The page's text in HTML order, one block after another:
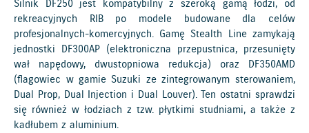
Silnik DF250 jest kompatybilny z szeroką gamą łodzi, od
rekreacyjnych RIB po modele budowane dla celów
profesjonalnych-komercyjnych. Gamę Stealth Line zamykają
jednostki DF300AP (elektroniczna przepustnica, przesunięty
wał napędowy, dwustopniowa redukcja) oraz DF350AMD
(flagowiec w gamie Suzuki ze zintegrowanym sterowaniem,
Dual Prop, Dual Injection i Dual Louver). Ten ostatni sprawdzi
się również w łodziach z tzw. płytkimi studniami, a także z
kadłubem z aluminium.